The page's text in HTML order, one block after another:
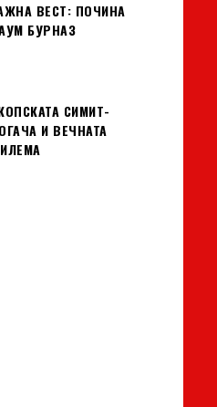
ВЕСТ: ПОЧИНА
БУРНАЗ
СИМИТ-
И ВЕЧНАТА